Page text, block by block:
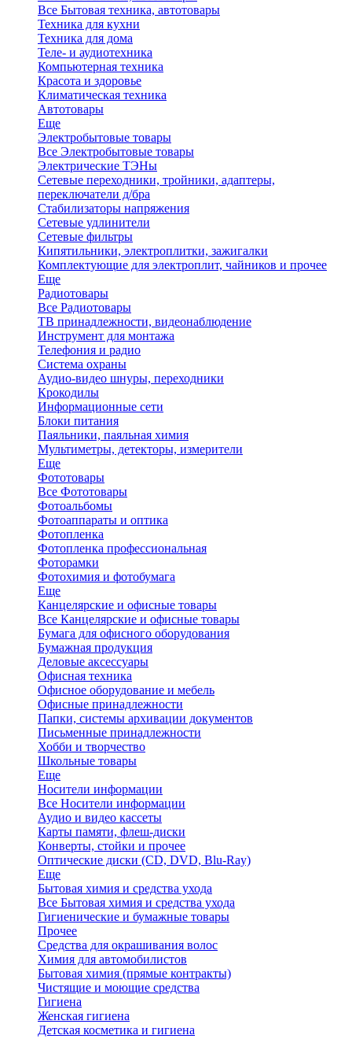
Все Бытовая техника, автотовары
Техника для кухни
Техника для дома
Теле- и аудиотехника
Компьютерная техника
Красота и здоровье
Климатическая техника
Автотовары
Еще
Электробытовые товары
Все Электробытовые товары
Электрические ТЭНы
Сетевые переходники, тройники, адаптеры,
переключатели д/бра
Стабилизаторы напряжения
Сетевые удлинители
Сетевые фильтры
Кипятильники, электроплитки, зажигалки
Комплектующие для электроплит, чайников и прочее
Еще
Радиотовары
Все Радиотовары
ТВ принадлежности, видеонаблюдение
Инструмент для монтажа
Телефония и радио
Система охраны
Аудио-видео шнуры, переходники
Крокодилы
Информационные сети
Блоки питания
Паяльники, паяльная химия
Мультиметры, детекторы, измерители
Еще
Фототовары
Все Фототовары
Фотоальбомы
Фотоаппараты и оптика
Фотопленка
Фотопленка профессиональная
Фоторамки
Фотохимия и фотобумага
Еще
Канцелярские и офисные товары
Все Канцелярские и офисные товары
Бумага для офисного оборудования
Бумажная продукция
Деловые аксессуары
Офисная техника
Офисное оборудование и мебель
Офисные принадлежности
Папки, системы архивации документов
Письменные принадлежности
Хобби и творчество
Школьные товары
Еще
Носители информации
Все Носители информации
Аудио и видео кассеты
Карты памяти, флеш-диски
Конверты, стойки и прочее
Оптические диски (CD, DVD, Blu-Ray)
Еще
Бытовая химия и средства ухода
Все Бытовая химия и средства ухода
Гигиенические и бумажные товары
Прочее
Средства для окрашивания волос
Химия для автомобилистов
Бытовая химия (прямые контракты)
Чистящие и моющие средства
Гигиена
Женская гигиена
Детская косметика и гигиена